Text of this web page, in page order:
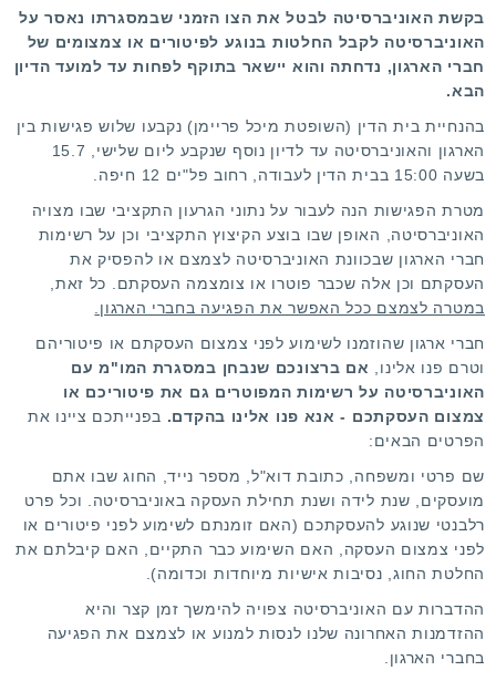
בקשת האוניברסיטה לבטל את הצו הזמני שבמסגרתו נאסר על
האוניברסיטה לקבל החלטות בנוגע לפיטורים או צמצומים של
חברי הארגון, נדחתה והוא יישאר בתוקף לפחות עד למועד הדיון
הבא.
בהנחיית בית הדין (השופטת מיכל פריימן) נקבעו שלוש פגישות בין
הארגון והאוניברסיטה עד לדיון נוסף שנקבע ליום שלישי, 15.7
בשעה 15:00 בבית הדין לעבודה, רחוב פל"ים 12 חיפה.
מטרת הפגישות הנה לעבור על נתוני הגרעון התקציבי שבו מצויה
האוניברסיטה, האופן שבו בוצע הקיצוץ התקציבי וכן על רשימות
חברי הארגון שבכוונת האוניברסיטה לצמצם או להפסיק את
העסקתם וכן אלה שכבר פוטרו או צומצמה העסקתם. כל זאת,
במטרה לצמצם ככל האפשר את הפגיעה בחברי הארגון.
חברי ארגון שהוזמנו לשימוע לפני צמצום העסקתם או פיטוריהם
וטרם פנו אלינו,
אם ברצונכם שנבחן במסגרת המו"מ עם
האוניברסיטה על רשימות המפוטרים גם את פיטוריכם או
צמצום העסקתכם - אנא פנו אלינו בהקדם. בפנייתכם ציינו את
הפרטים הבאים:
שם פרטי ומשפחה, כתובת דוא"ל, מספר נייד, החוג שבו אתם
מועסקים, שנת לידה ושנת תחילת העסקה באוניברסיטה. וכל פרט
רלבנטי שנוגע להעסקתכם (האם זומנתם לשימוע לפני פיטורים או
לפני צמצום העסקה, האם השימוע כבר התקיים, האם קיבלתם את
החלטת החוג, נסיבות אישיות מיוחדות וכדומה).
ההדברות עם האוניברסיטה צפויה להימשך זמן קצר והיא
ההזדמנות האחרונה שלנו לנסות למנוע או לצמצם את הפגיעה
בחברי הארגון.